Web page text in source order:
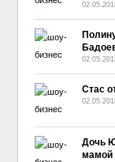
Стас
Дочь
мамой